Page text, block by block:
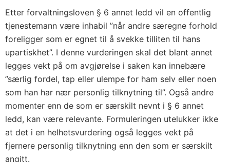
Etter forvaltningsloven § 6 annet ledd vil en offentlig
tjenestemann være inhabil ”når andre særegne forhold
foreligger som er egnet til å svekke tilliten til hans
upartiskhet”. I denne vurderingen skal det blant annet
legges vekt på om avgjørelse i saken kan innebære
”særlig fordel, tap eller ulempe for ham selv eller noen
som han har nær personlig tilknytning til”. Også andre
momenter enn de som er særskilt nevnt i § 6 annet
ledd, kan være relevante. Formuleringen utelukker ikke
at det i en helhetsvurdering også legges vekt på
fjernere personlig tilknytning enn den som er særskilt
angitt.